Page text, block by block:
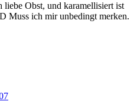
liebe Obst, und karamellisiert ist
Muss ich mir unbedingt merken.